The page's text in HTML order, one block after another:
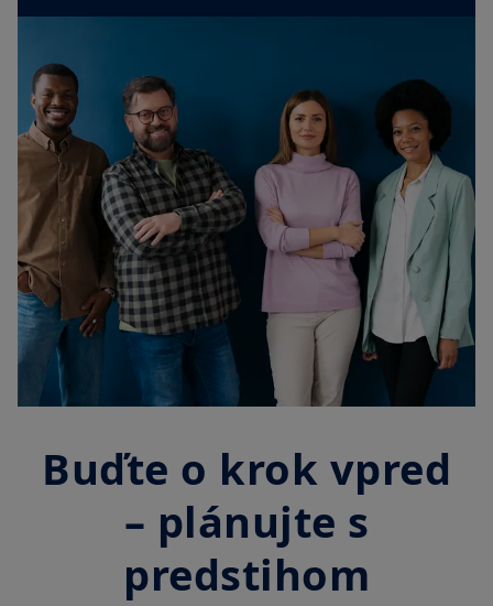
Buďte o krok vpred
– plánujte s
predstihom